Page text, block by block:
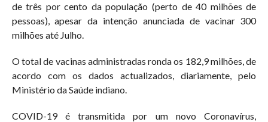
de três por cento da população (perto de 40 milhões de
pessoas), apesar da intenção anunciada de vacinar 300
milhões até Julho.
O total de vacinas administradas ronda os 182,9 milhões, de
acordo com os dados actualizados, diariamente, pelo
Ministério da Saúde indiano.
COVID-19 é transmitida por um novo Coronavírus,